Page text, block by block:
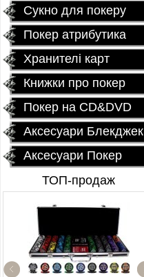
Сукно для покеру
Покер атрибутика
Хранителі карт
Книжки про покер
Покер на CD&DVD
Аксесуари Блекджек
Аксесуари Покер
ТОП-продаж